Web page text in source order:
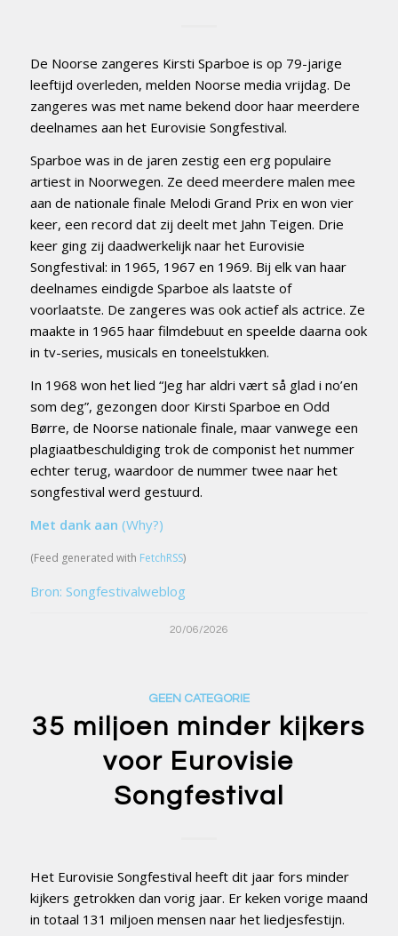
De Noorse zangeres Kirsti Sparboe is op 79-jarige
leeftijd overleden, melden Noorse media vrijdag. De
zangeres was met name bekend door haar meerdere
deelnames aan het Eurovisie Songfestival.
Sparboe was in de jaren zestig een erg populaire
artiest in Noorwegen. Ze deed meerdere malen mee
aan de nationale finale Melodi Grand Prix en won vier
keer, een record dat zij deelt met Jahn Teigen. Drie
keer ging zij daadwerkelijk naar het Eurovisie
Songfestival: in 1965, 1967 en 1969. Bij elk van haar
deelnames eindigde Sparboe als laatste of
voorlaatste. De zangeres was ook actief als actrice. Ze
maakte in 1965 haar filmdebuut en speelde daarna ook
in tv-series, musicals en toneelstukken.
In 1968 won het lied “Jeg har aldri vært så glad i no’en
som deg”, gezongen door Kirsti Sparboe en Odd
Børre, de Noorse nationale finale, maar vanwege een
plagiaatbeschuldiging trok de componist het nummer
echter terug, waardoor de nummer twee naar het
songfestival werd gestuurd.
Met dank aan (Why?)
(Feed generated with FetchRSS)
Bron: Songfestivalweblog
20/06/2026
GEEN CATEGORIE
35 miljoen minder kijkers
voor Eurovisie
Songfestival
Het Eurovisie Songfestival heeft dit jaar fors minder
kijkers getrokken dan vorig jaar. Er keken vorige maand
in totaal 131 miljoen mensen naar het liedjesfestijn.